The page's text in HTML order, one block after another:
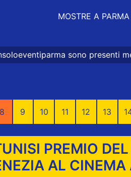
MOSTRE A
presenti messaggi
8 9 10 11 12 13
PREMIO
AL CINEMA